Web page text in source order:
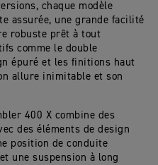
chaque modèle
assurée, une grande facilité
robuste prêt à tout
comme le double
épuré et les finitions haut
allure inimitable et son
400 X combine des
des éléments de design
position de conduite
une suspension à long